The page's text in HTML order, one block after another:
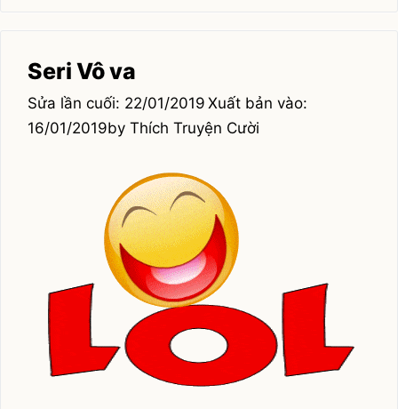
Seri Vô va
22/01/2019
16/01/2019by Thích Truyện Cười